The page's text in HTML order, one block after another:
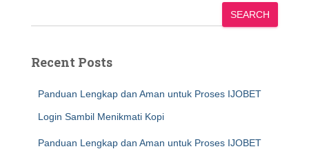
SEARCH
Recent Posts
Panduan Lengkap dan Aman untuk Proses IJOBET
Login Sambil Menikmati Kopi
Panduan Lengkap dan Aman untuk Proses IJOBET